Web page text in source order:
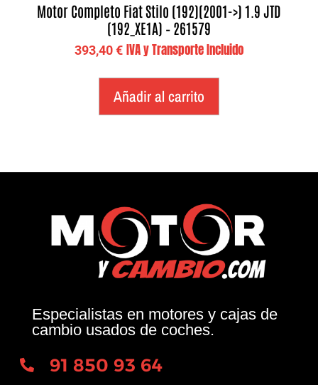
Motor Completo Fiat Stilo (192)(2001->) 1.9 JTD
(192_XE1A) – 261579
393,40€ IVA y Transporte Incluido
Añadir al carrito
Especialistas en motores y cajas de
cambio usados de coches.
91 850 93 64